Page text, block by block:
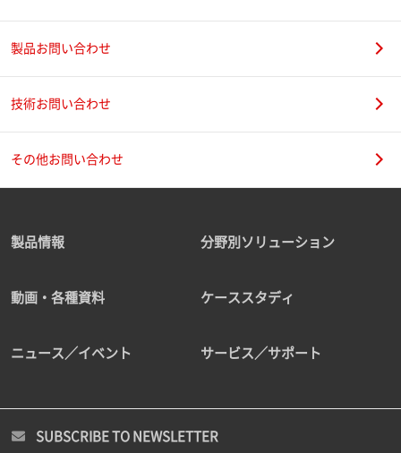
製品お問い合わせ
技術お問い合わせ
その他お問い合わせ
製品情報 分野別ソリューション
動画・各種資料 ケーススタディ
ニュース／イベント サービス／サポート
SUBSCRIBE TO NEWSLETTER